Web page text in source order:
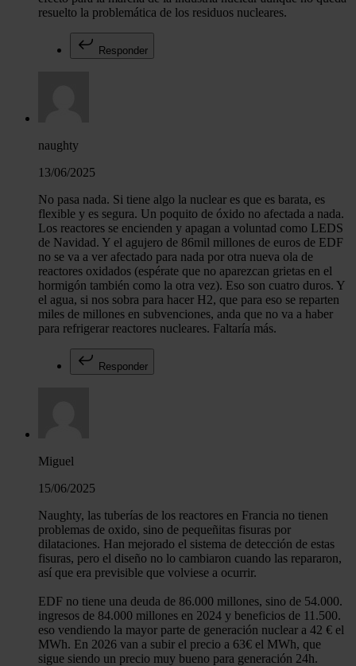
resuelto la problemática de los residuos nucleares.
Responder
naughty
13/06/2025
No pasa nada. Si tiene algo la nuclear es que es barata, es
flexible y es segura. Un poquito de óxido no afectada a nada.
Los reactores se encienden y apagan a voluntad como LEDS
de Navidad. Y el agujero de 86mil millones de euros de EDF
no se va a ver afectado para nada por otra nueva ola de
reactores oxidados (espérate que no aparezcan grietas en el
hormigón también como la otra vez). Eso son cuatro duros. Y
el agua, si nos sobra para hacer H2, que para eso se reparten
miles de millones en subvenciones, anda que no va a haber
para refrigerar reactores nucleares. Faltaría más.
Responder
Miguel
15/06/2025
Naughty, las tuberías de los reactores en Francia no tienen
problemas de oxido, sino de pequeñitas fisuras por
dilataciones. Han mejorado el sistema de detección de estas
fisuras, pero el diseño no lo cambiaron cuando las repararon,
así que era previsible que volviese a ocurrir.
EDF no tiene una deuda de 86.000 millones, sino de 54.000.
ingresos de 84.000 millones en 2024 y beneficios de 11.500.
eso vendiendo la mayor parte de generación nuclear a 42 € el
MWh. En 2026 van a subir el precio a 63€ el MWh, que
sigue siendo un precio muy bueno para generación 24h.